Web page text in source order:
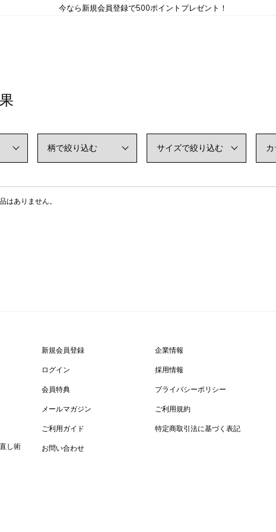
今なら新規会員登録で500ポイントプレゼント！
はありません。
し術
新規会員登録
ログイン
会員特典
メールマガジン
ご利用ガイド
お問い合わせ
企業情報
採用情報
プライバシーポリシー
ご利用規約
特定商取引法に基づく表記